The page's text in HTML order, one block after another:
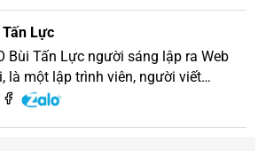
Tấn Lực
Bùi Tấn Lực người sáng lập ra Web
là một lập trình viên, người viết
chuyên tư vấn các vấn đề về